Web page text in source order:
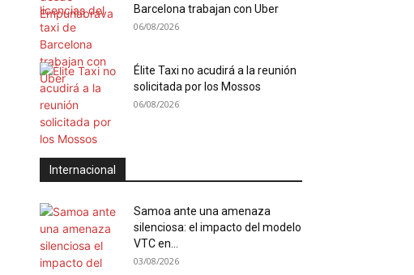
Barcelona trabajan con Uber
06/08/2026
Élite Taxi no acudirá a la reunión
solicitada por los Mossos
06/08/2026
Internacional
Samoa ante una amenaza
silenciosa: el impacto del modelo
VTC en...
03/08/2026